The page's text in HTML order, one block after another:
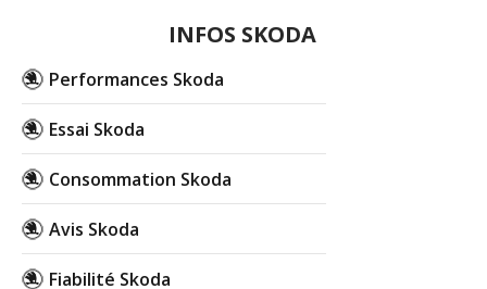
INFOS SKODA
Performances Skoda
Essai Skoda
Consommation Skoda
Avis Skoda
Fiabilité Skoda